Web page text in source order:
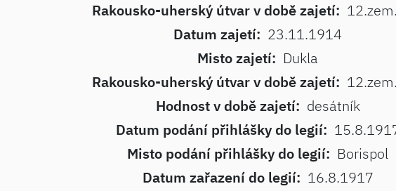
Rakousko-uherský útvar v době zajetí:
Datum zajetí: 23.11.1914
Misto zajetí: Dukla
Rakousko-uherský útvar v době zajetí:
Hodnost v době zajetí: desátník
Datum podání přihlášky do legií:
Misto podání přihlášky do legií: Borispol
Datum zařazení do legií: 16.8.1917